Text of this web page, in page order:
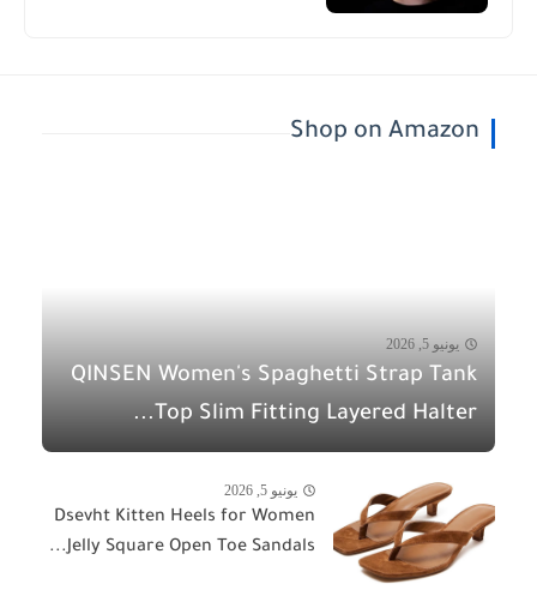
Shop on Amazon
يونيو 5, 2026
QINSEN Women's Spaghetti Strap Tank
Top Slim Fitting Layered Halter...
يونيو 5, 2026
Dsevht Kitten Heels for Women
Jelly Square Open Toe Sandals...